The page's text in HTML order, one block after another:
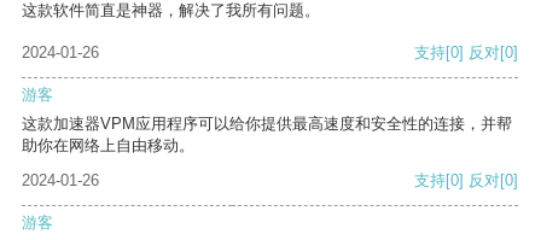
这款软件简直是神器，解决了我所有问题。
2024-01-26 支持[0] 反对[0]
游客
这款加速器VPM应用程序可以给你提供最高速度和安全性的连接，并帮
助你在网络上自由移动。
2024-01-26
支持[0] 反对[0]
游客